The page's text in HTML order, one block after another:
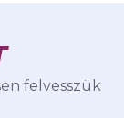
felvesszük